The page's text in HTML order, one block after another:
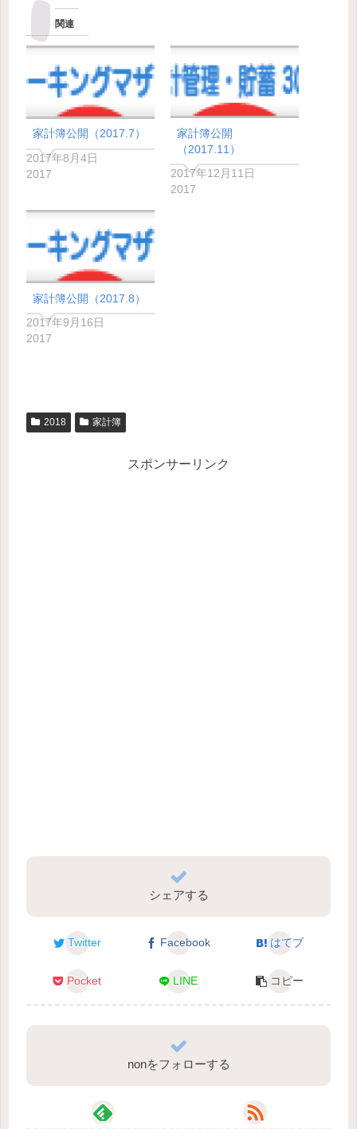
関連
家計簿公開（2017.7）
2017年8月4日
2017
家計簿公開
（2017.11）
2017年12月11日
2017
家計簿公開（2017.8）
2017年9月16日
2017
2018 家計簿
スポンサーリンク
シェアする
Twitter Facebook はてブ
Pocket LINE コピー
nonをフォローする